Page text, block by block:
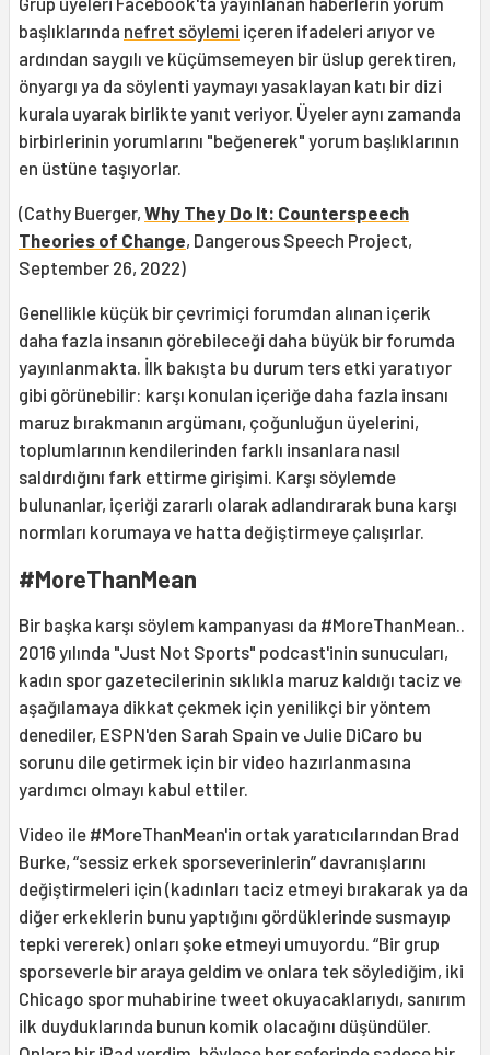
başlıklarında nefret söylemi içeren ifadeleri arıyor ve
ardından saygılı ve küçümsemeyen bir üslup gerektiren,
önyargı ya da söylenti yaymayı yasaklayan katı bir dizi
kurala uyarak birlikte yanıt veriyor. Üyeler aynı zamanda
birbirlerinin yorumlarını "beğenerek" yorum başlıklarının
en üstüne taşıyorlar.
(Cathy Buerger, Why They Do It: Counterspeech
Theories of Change, Dangerous Speech Project,
September 26, 2022)
Genellikle küçük bir çevrimiçi forumdan alınan içerik
daha fazla insanın görebileceği daha büyük bir forumda
yayınlanmakta. İlk bakışta bu durum ters etki yaratıyor
gibi görünebilir: karşı konulan içeriğe daha fazla insanı
maruz bırakmanın argümanı, çoğunluğun üyelerini,
toplumlarının kendilerinden farklı insanlara nasıl
saldırdığını fark ettirme girişimi. Karşı söylemde
bulunanlar, içeriği zararlı olarak adlandırarak buna karşı
normları korumaya ve hatta değiştirmeye çalışırlar.
#MoreThanMean
Bir başka karşı söylem kampanyası da #MoreThanMean..
2016 yılında "Just Not Sports" podcast'inin sunucuları,
kadın spor gazetecilerinin sıklıkla maruz kaldığı taciz ve
aşağılamaya dikkat çekmek için yenilikçi bir yöntem
denediler, ESPN'den Sarah Spain ve Julie DiCaro bu
sorunu dile getirmek için bir video hazırlanmasına
yardımcı olmayı kabul ettiler.
Video ile #MoreThanMean'in ortak yaratıcılarından Brad
Burke, “sessiz erkek sporseverinlerin” davranışlarını
değiştirmeleri için (kadınları taciz etmeyi bırakarak ya da
diğer erkeklerin bunu yaptığını gördüklerinde susmayıp
tepki vererek) onları şoke etmeyi umuyordu. “Bir grup
sporseverle bir araya geldim ve onlara tek söylediğim, iki
Chicago spor muhabirine tweet okuyacaklarıydı, sanırım
ilk duyduklarında bunun komik olacağını düşündüler.